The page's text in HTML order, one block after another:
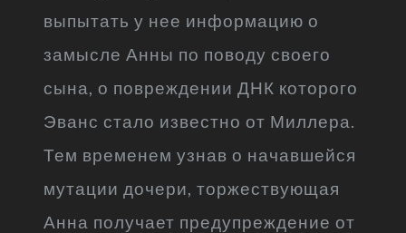
выпытать у нее информацию о
замысле Анны по поводу своего
сына, о повреждении ДНК которого
Эванс стало известно от Миллера.
Тем временем узнав о начавшейся
мутации дочери, торжествующая
Анна получает предупреждение от